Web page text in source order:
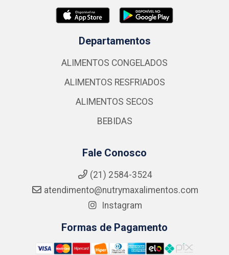
Departamentos
ALIMENTOS CONGELADOS
ALIMENTOS RESFRIADOS
ALIMENTOS SECOS
BEBIDAS
Fale Conosco
(21) 2584-3524
atendimento@nutrymaxalimentos.com
Instagram
Formas de Pagamento